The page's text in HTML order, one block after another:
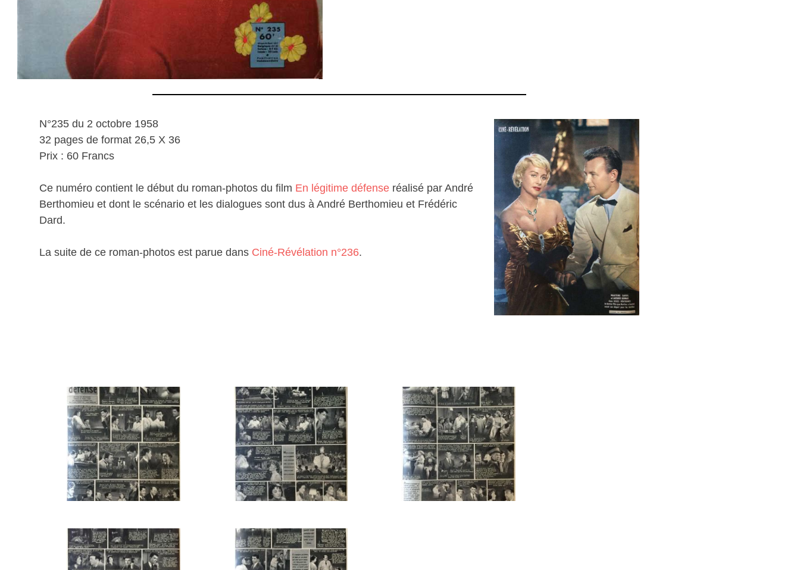
N°235 du 2 octobre 1958
32 pages de format 26,5 X 36
Prix : 60 Francs
Ce numéro contient le début du roman-photos du film En légitime défense réalisé par André
Berthomieu et dont le scénario et les dialogues sont dus à André Berthomieu et Frédéric
Dard.
La suite de ce roman-photos est parue dans Ciné-Révélation n°236.